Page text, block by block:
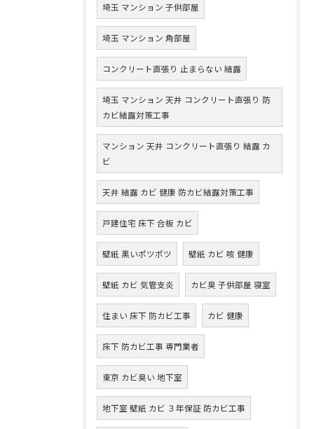
埼玉 マンション 子供部屋
埼玉 マンション 角部屋
コンクリート直張り 止まらない 結露
埼玉 マンション 天井 コンクリート直張り 防
カビ結露対策工事
マンション 天井 コンクリート直張り 結露 カ
ビ
天井 結露 カビ 健康 防カビ結露対策工事
戸建住宅 床下 合板 カビ
壁紙 黒いポツポツ 壁紙 カビ 咳 健康
壁紙 カビ 気管支炎 カビ臭 子供部屋 寝室
住まい 床下 防カビ工事 カビ 健康
床下 防カビ工事 専門業者
東京 カビ臭い 地下室
地下室 壁紙 カビ ３年保証 防カビ工事